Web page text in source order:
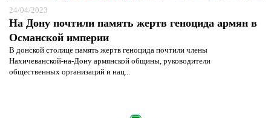
24/04/2023
На Дону почтили память жертв геноцида армян в
Османской империи
В донской столице память жертв геноцида почтили члены
Нахичеванской-на-Дону армянской общины, руководители
общественных организаций и нац...